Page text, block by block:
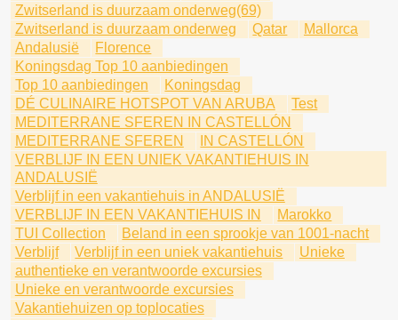
Zwitserland is duurzaam onderweg(69)
Zwitserland is duurzaam onderweg
Qatar
Mallorca
Andalusië
Florence
Koningsdag Top 10 aanbiedingen
Top 10 aanbiedingen
Koningsdag
DÉ CULINAIRE HOTSPOT VAN ARUBA
Test
MEDITERRANE SFEREN IN CASTELLÓN
MEDITERRANE SFEREN
IN CASTELLÓN
VERBLIJF IN EEN UNIEK VAKANTIEHUIS IN
ANDALUSIË
Verblijf in een vakantiehuis in ANDALUSIË
VERBLIJF IN EEN VAKANTIEHUIS IN
Marokko
TUI Collection
Beland in een sprookje van 1001-nacht
Verblijf
Verblijf in een uniek vakantiehuis
Unieke
authentieke en verantwoorde excursies
Unieke en verantwoorde excursies
Vakantiehuizen op toplocaties